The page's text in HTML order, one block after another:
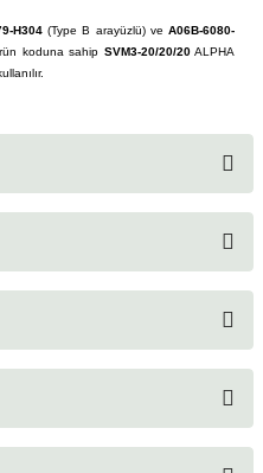
H304(Type B arayüzlü) veA06B-6080-
koduna sahip SVM3-20/20/20ALPHA